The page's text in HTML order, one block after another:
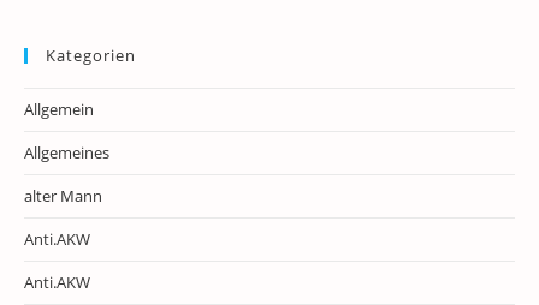
Kategorien
Allgemein
Allgemeines
alter Mann
Anti.AKW
Anti.AKW